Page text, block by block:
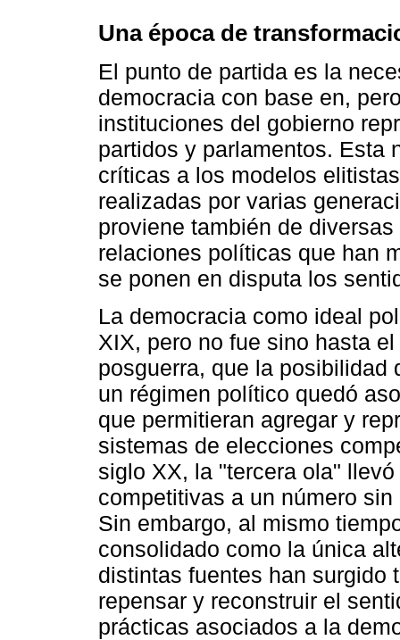
Una época de
El punto de partida es la
democracia con base en,
instituciones del gobierno
partidos y parlamentos. Esta
críticas a los modelos
realizadas por varias
proviene también de
relaciones políticas que han
se ponen en disputa los
La democracia como ideal
XIX, pero no fue sino hasta
posguerra, que la posibilidad
un régimen político quedó
que permitieran agregar y
sistemas de elecciones
siglo XX, la "tercera ola"
competitivas a un número
Sin embargo, al mismo
consolidado como la única
distintas fuentes han surgido
repensar y reconstruir el
prácticas asociados a la